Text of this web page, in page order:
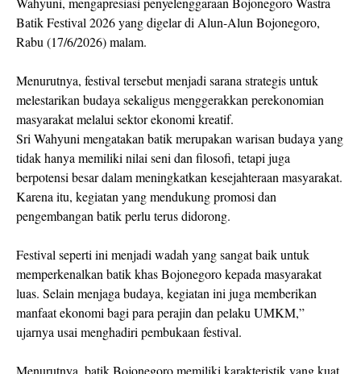
Batik Festival 2026 yang digelar di Alun-Alun Bojonegoro,
Rabu (17/6/2026) malam.
Menurutnya, festival tersebut menjadi sarana strategis untuk
melestarikan budaya sekaligus menggerakkan perekonomian
masyarakat melalui sektor ekonomi kreatif.
Sri Wahyuni mengatakan batik merupakan warisan budaya yang
tidak hanya memiliki nilai seni dan filosofi, tetapi juga
berpotensi besar dalam meningkatkan kesejahteraan masyarakat.
Karena itu, kegiatan yang mendukung promosi dan
pengembangan batik perlu terus didorong.
Festival seperti ini menjadi wadah yang sangat baik untuk
memperkenalkan batik khas Bojonegoro kepada masyarakat
luas. Selain menjaga budaya, kegiatan ini juga memberikan
manfaat ekonomi bagi para perajin dan pelaku UMKM,”
ujarnya usai menghadiri pembukaan festival.
Menurutnya, batik Bojonegoro memiliki karakteristik yang kuat